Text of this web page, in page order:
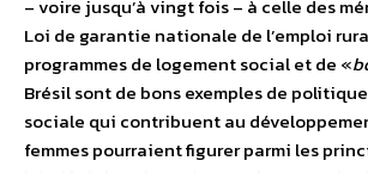
– voire jusqu’à vingt fois – à celle des
Loi de garantie nationale de l’emploi
programmes de logement social et de «
Brésil sont de bons exemples de
sociale qui contribuent au
femmes pourraient figurer parmi les